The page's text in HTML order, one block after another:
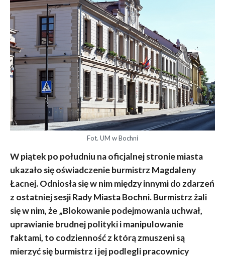
Fot. UM w Bochni
W piątek po południu na oficjalnej stronie miasta
ukazało się oświadczenie burmistrz Magdaleny
Łacnej. Odniosła się w nim między innymi do zdarzeń
z ostatniej sesji Rady Miasta Bochni. Burmistrz żali
się w nim, że „Blokowanie podejmowania uchwał,
uprawianie brudnej polityki i manipulowanie
faktami, to codzienność z którą zmuszeni są
mierzyć się burmistrz i jej podlegli pracownicy